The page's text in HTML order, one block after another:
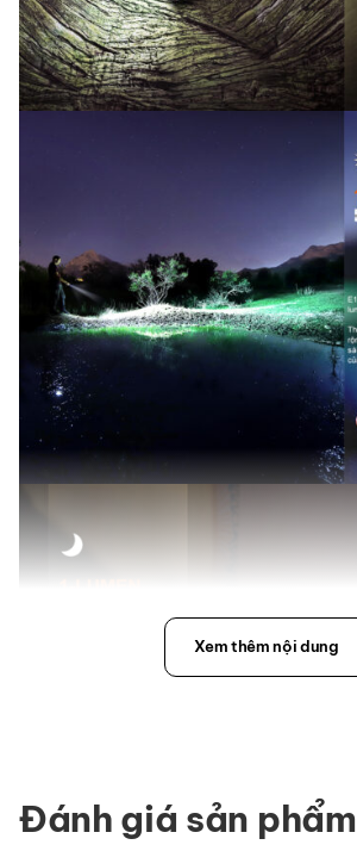
Xem thêm nội dung
Đánh giá sản phẩm